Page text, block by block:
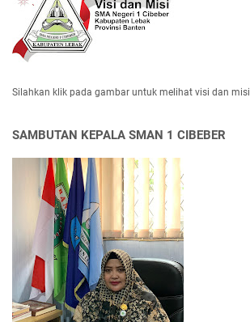
Silahkan klik pada gambar untuk melihat visi dan misi
SAMBUTAN KEPALA SMAN 1 CIBEBER